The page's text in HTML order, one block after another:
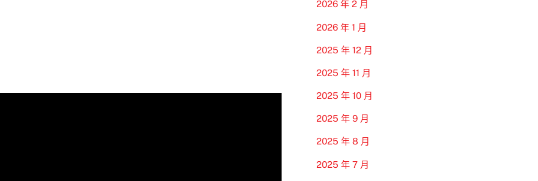
2026 年 2 月
2026 年 1 月
2025 年 12 月
2025 年 11 月
2025 年 10 月
2025 年 9 月
2025 年 8 月
2025 年 7 月